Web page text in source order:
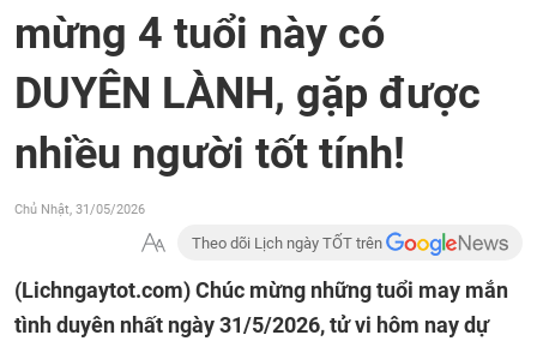
mừng 4 tuổi này có
DUYÊN LÀNH, gặp được
nhiều người tốt tính!
Chủ Nhật, 31/05/2026
Theo dõi Lịch ngày TỐT trên
(Lichngaytot.com)Chúc mừng những tuổi may mắn
tình duyên nhất ngày 31/5/2026, tử vi hôm nay dự